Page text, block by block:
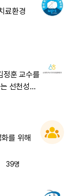
료환경
정훈 교수를
선천성
정부,
를 위해
39명